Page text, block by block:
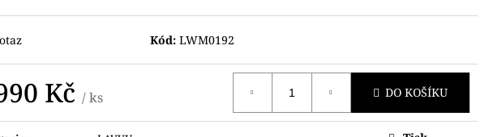
Kód: LWM0192
Kč / ks DO KOŠÍKU
HODINKY ORIENT RABA0002E30B